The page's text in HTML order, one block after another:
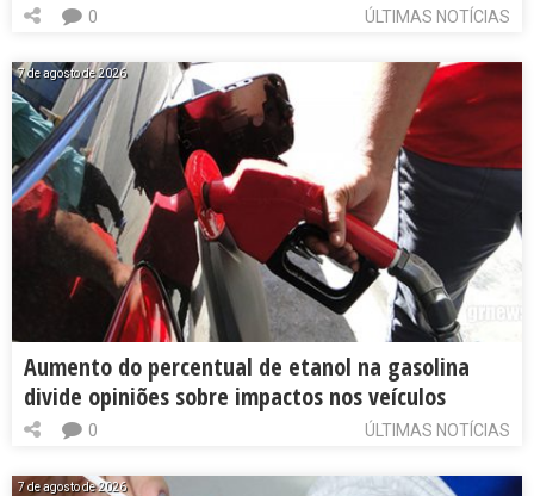
ÚLTIMAS NOTÍCIAS
0
7 de agosto de 2026
Aumento do percentual de etanol na gasolina
divide opiniões sobre impactos nos veículos
ÚLTIMAS NOTÍCIAS
0
7 de agosto de 2026